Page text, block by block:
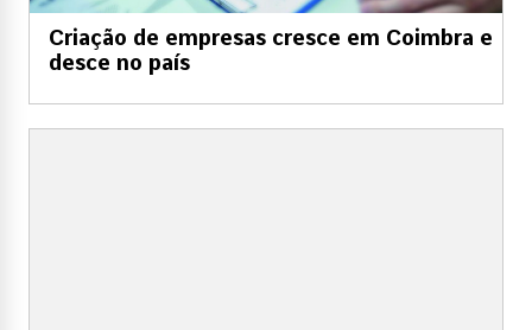
Criação de empresas cresce em Coimbra e
desce no país